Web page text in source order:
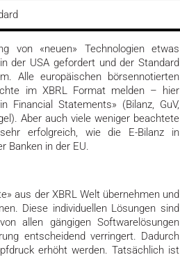
von «neuen» Technologien etwas
der USA gefordert und der Standard
Alle europäischen börsennotierten
im XBRL Format melden – hier
Statements» (Bilanz, GuV,
Aber auch viele weniger beachtete
erfolgreich, wie die E-Bilanz in
Banken in der EU.
aus der XBRL Welt übernehmen und
Diese individuellen Lösungen sind
allen gängigen Softwarelösungen
entscheidend verringert. Dadurch
erhöht werden. Tatsächlich ist